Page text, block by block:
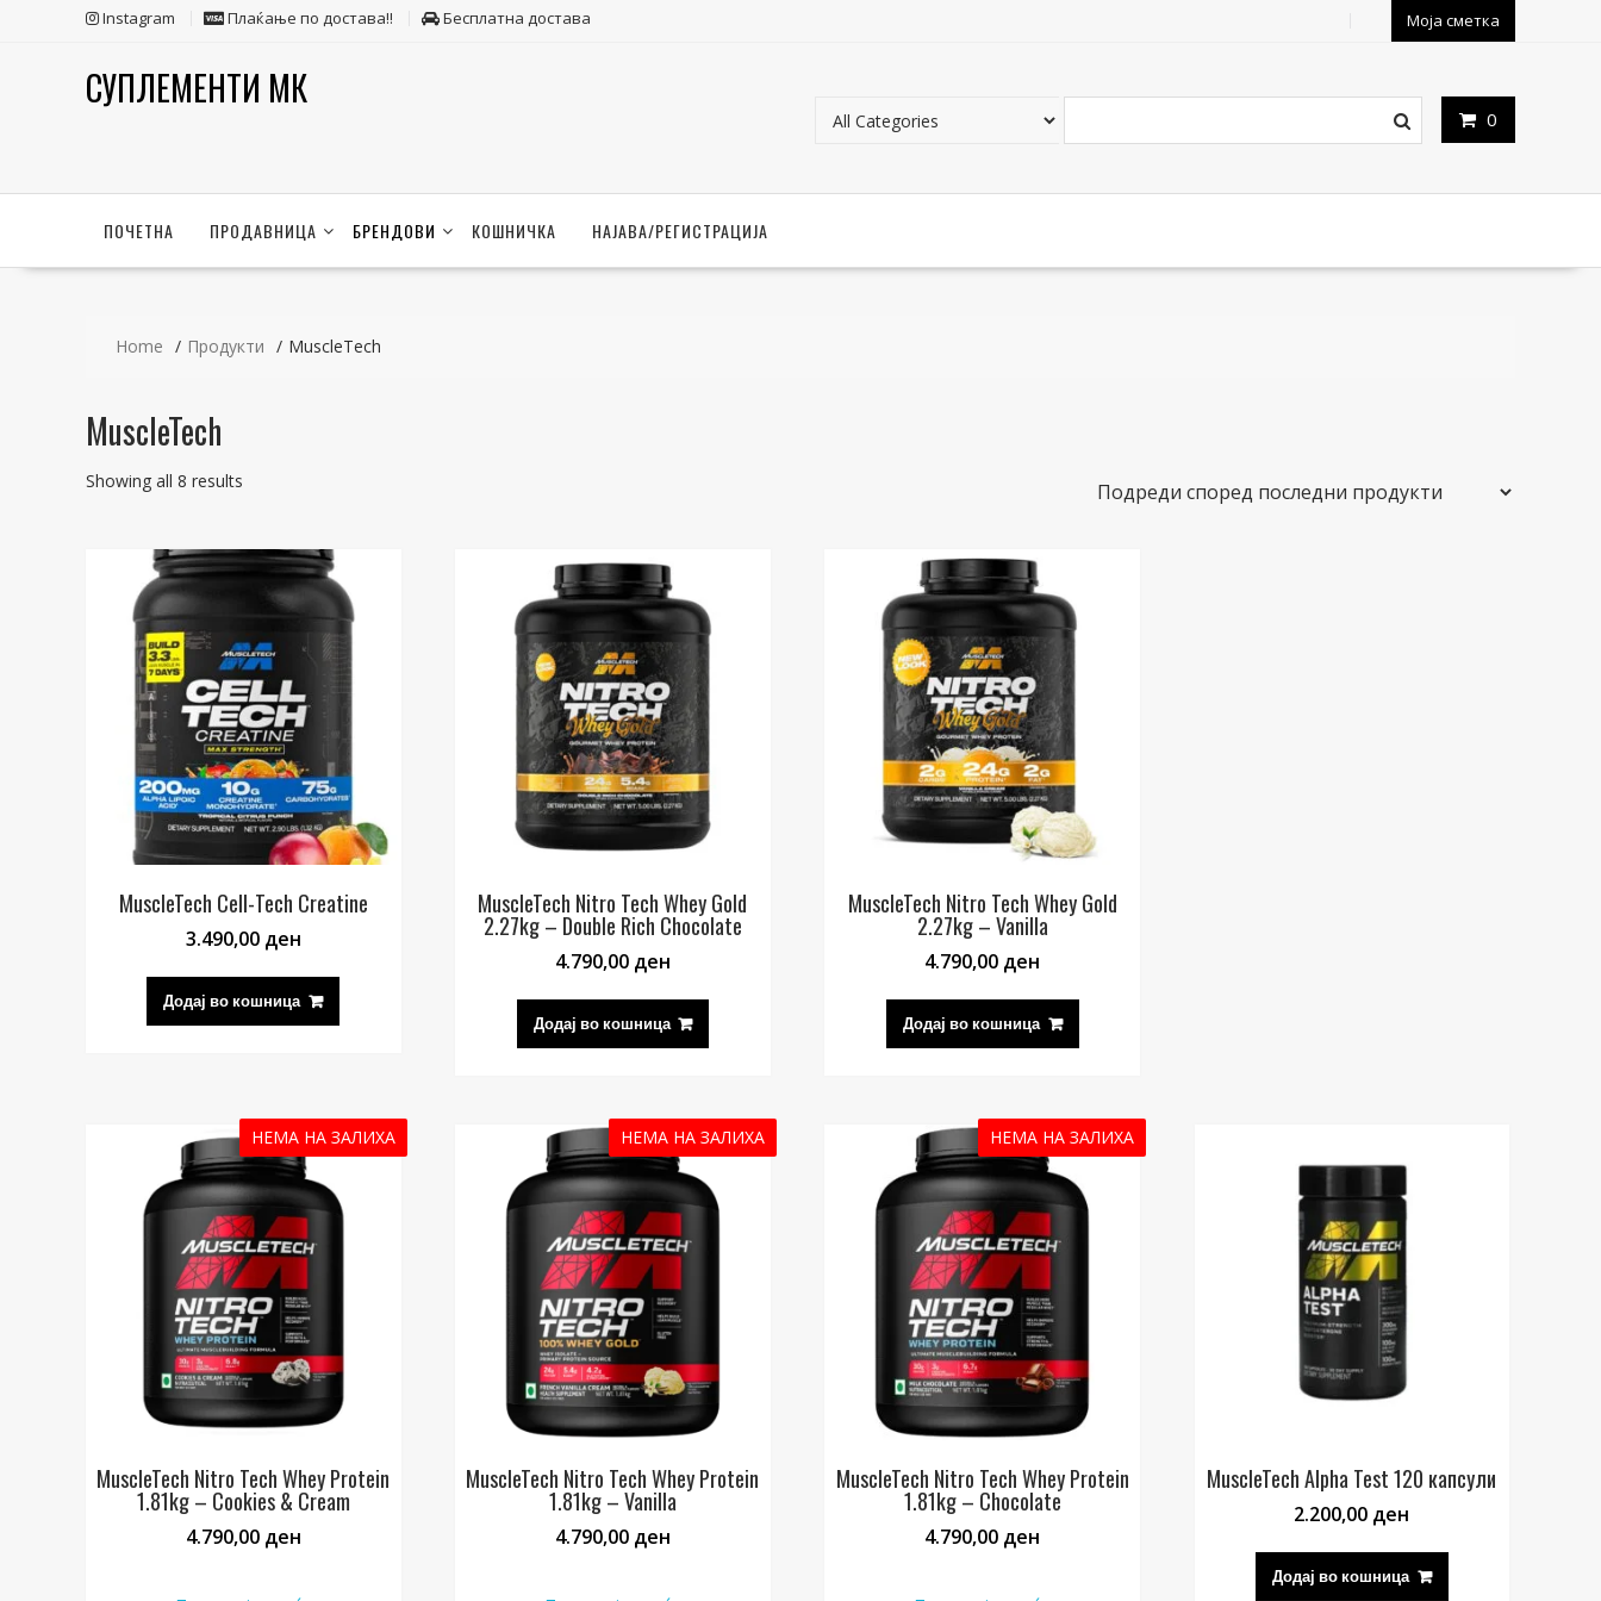
Instagram Плаќање по достава!! Бесплатна достава Моја сметка
СУПЛЕМЕНТИ МК
0
ПОЧЕТНА ПРОДАВНИЦА БРЕНДОВИ КОШНИЧКА НАЈАВА/РЕГИСТРАЦИЈА
Home Продукти MuscleTech
MuscleTech
Showing all 8 results
MuscleTech Cell-Tech Creatine
3.490,00 ден
Додај во кошница
MuscleTech Nitro Tech Whey Gold
2.27kg – Double Rich Chocolate
4.790,00 ден
Додај во кошница
MuscleTech Nitro Tech Whey Gold
2.27kg – Vanilla
4.790,00 ден
Додај во кошница
НЕМА НА ЗАЛИХА
MuscleTech Nitro Tech Whey Protein
1.81kg – Cookies & Cream
4.790,00 ден
НЕМА НА ЗАЛИХА
MuscleTech Nitro Tech Whey Protein
1.81kg – Vanilla
4.790,00 ден
НЕМА НА ЗАЛИХА
MuscleTech Nitro Tech Whey Protein
1.81kg – Chocolate
4.790,00 ден
MuscleTech Alpha Test 120 капсули
2.200,00 ден
Додај во кошница